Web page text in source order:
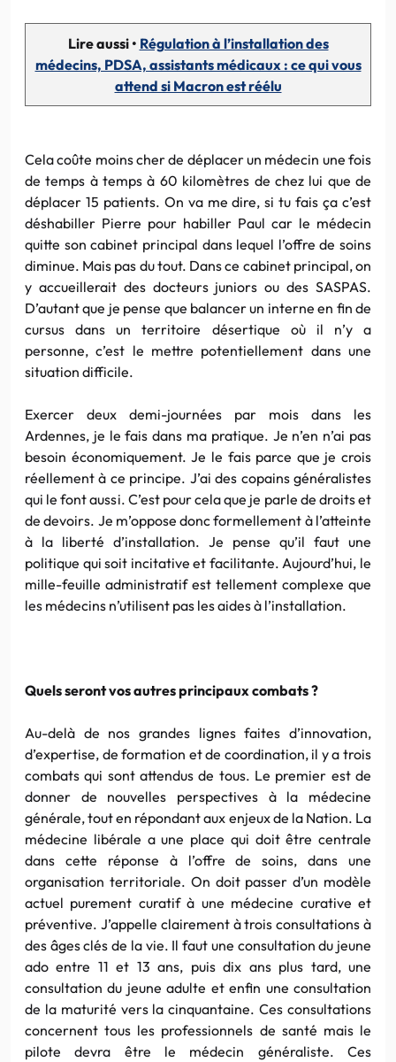
Lire aussi • Régulation à l’installation des
médecins, PDSA, assistants médicaux : ce qui vous
attend si Macron est réélu
Cela coûte moins cher de déplacer un médecin une fois
de temps à temps à 60 kilomètres de chez lui que de
déplacer 15 patients. On va me dire, si tu fais ça c’est
déshabiller Pierre pour habiller Paul car le médecin
quitte son cabinet principal dans lequel l’offre de soins
diminue. Mais pas du tout. Dans ce cabinet principal, on
y accueillerait des docteurs juniors ou des SASPAS.
D’autant que je pense que balancer un interne en fin de
cursus dans un territoire désertique où il n’y a
personne, c’est le mettre potentiellement dans une
situation difficile.
Exercer deux demi-journées par mois dans les
Ardennes, je le fais dans ma pratique. Je n’en n’ai pas
besoin économiquement. Je le fais parce que je crois
réellement à ce principe. J’ai des copains généralistes
qui le font aussi. C’est pour cela que je parle de droits et
de devoirs. Je m’oppose donc formellement à l’atteinte
à la liberté d’installation. Je pense qu’il faut une
politique qui soit incitative et facilitante. Aujourd’hui, le
mille-feuille administratif est tellement complexe que
les médecins n’utilisent pas les aides à l’installation.
Quels seront vos autres principaux combats ?
Au-delà de nos grandes lignes faites d’innovation,
d’expertise, de formation et de coordination, il y a trois
combats qui sont attendus de tous. Le premier est de
donner de nouvelles perspectives à la médecine
générale, tout en répondant aux enjeux de la Nation. La
médecine libérale a une place qui doit être centrale
dans cette réponse à l’offre de soins, dans une
organisation territoriale. On doit passer d’un modèle
actuel purement curatif à une médecine curative et
préventive. J’appelle clairement à trois consultations à
des âges clés de la vie. Il faut une consultation du jeune
ado entre 11 et 13 ans, puis dix ans plus tard, une
consultation du jeune adulte et enfin une consultation
de la maturité vers la cinquantaine. Ces consultations
concernent tous les professionnels de santé mais le
pilote devra être le médecin généraliste. Ces